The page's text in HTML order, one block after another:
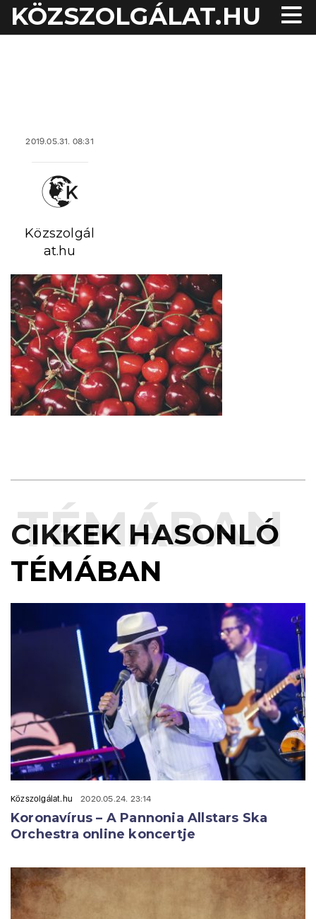
KÖZSZOLGÁLAT.HU
2019.05.31. 08:31
Közszolgál
at.hu
CIKKEK HASONLÓ
TÉMÁBAN
Közszolgálat.hu 2020.05.24. 23:14
Koronavírus – A Pannonia Allstars Ska
Orchestra online koncertje